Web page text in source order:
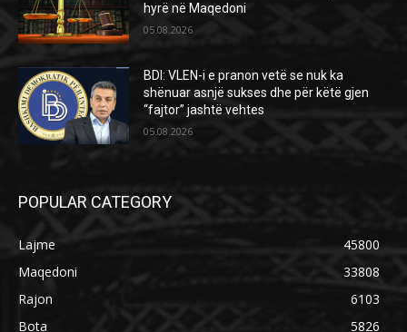
hyrë në Maqedoni
05.08.2026
BDI: VLEN-i e pranon vetë se nuk ka
shënuar asnjë sukses dhe për këtë gjen
“fajtor” jashtë vehtes
05.08.2026
POPULAR CATEGORY
Lajme
45800
Maqedoni
33808
Rajon
6103
Bota
5826